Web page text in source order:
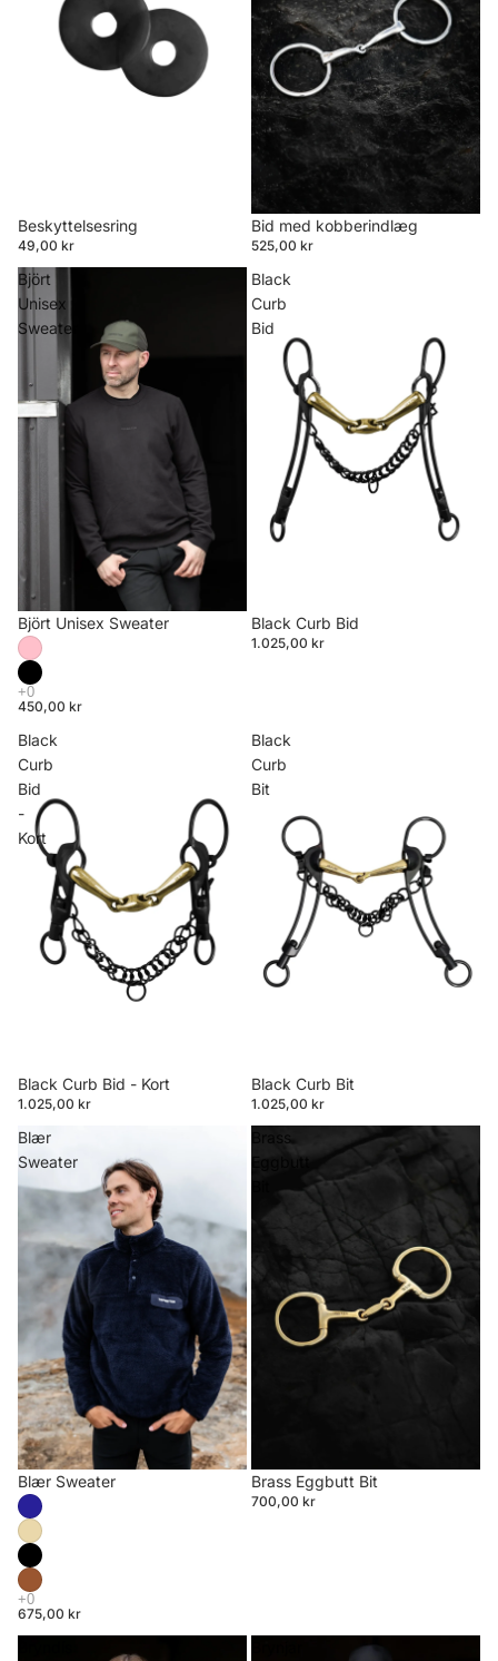
Beskyttelsesring
49,00 kr
Bid med kobberindlæg
525,00 kr
Björt
Unisex
Sweater
Björt Unisex Sweater
450,00 kr
Black
Curb
Bid
Black Curb Bid
1.025,00 kr
Black
Curb
Bid
-
Kort
Black Curb Bid - Kort
1.025,00 kr
Black
Curb
Bit
Black Curb Bit
1.025,00 kr
Blær
Sweater
Blær Sweater
675,00 kr
Brass
Eggbutt
Brass Eggbutt Bit
700,00 kr